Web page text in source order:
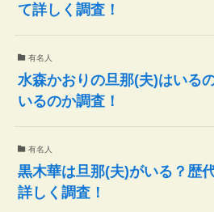
て詳しく調査！
有名人
水森かおりの旦那(夫)はいる
いるのか調査！
有名人
黒木華は旦那(夫)がいる？歴
詳しく調査！